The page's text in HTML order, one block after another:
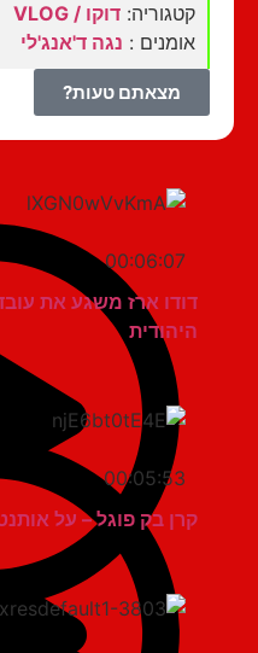
קטגוריה:דוקו / VLOG
אומנים :נגה ד'אנג'לי
מצאתם טעות?
00:06:07
דודו ארז משגע את עובדי
היהודית
00:05:53
קרן בק פוגל – על אותנטיות